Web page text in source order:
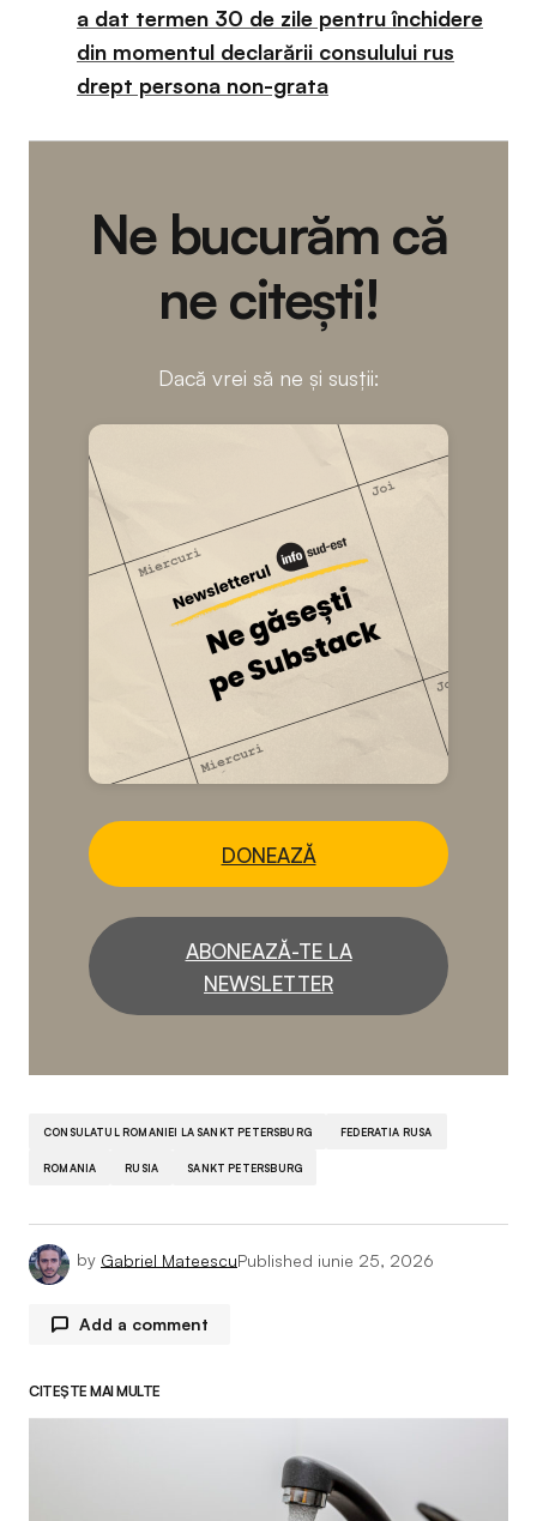
a dat termen 30 de zile pentru închidere
din momentul declarării consulului rus
drept persona non-grata
Ne bucurăm că
ne citești!
Dacă vrei să ne și susții:
DONEAZĂ
ABONEAZĂ-TE LA
NEWSLETTER
CONSULATUL ROMANIEI LA SANKT PETERSBURG FEDERATIA RUSA
ROMANIA RUSIA SANKT PETERSBURG
by Gabriel MateescuPublished iunie 25, 2026
Add a comment
CITEȘTE MAI MULTE